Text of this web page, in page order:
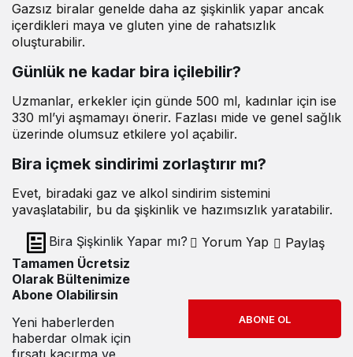
Gazsız biralar genelde daha az şişkinlik yapar ancak
içerdikleri maya ve gluten yine de rahatsızlık
oluşturabilir.
Günlük ne kadar bira içilebilir?
Uzmanlar, erkekler için günde 500 ml, kadınlar için ise
330 ml’yi aşmamayı önerir. Fazlası mide ve genel sağlık
üzerinde olumsuz etkilere yol açabilir.
Bira içmek sindirimi zorlaştırır mı?
Evet, biradaki gaz ve alkol sindirim sistemini
yavaşlatabilir, bu da şişkinlik ve hazımsızlık yaratabilir.
Bira Şişkinlik Yapar mı? Yorum Yap
Paylaş
Tamamen Ücretsiz
Olarak Bültenimize
Abone Olabilirsin
Yeni haberlerden
haberdar olmak için
ABONE OL